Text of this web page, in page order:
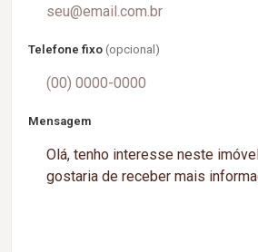
Telefone fixo (opcional)
Mensagem